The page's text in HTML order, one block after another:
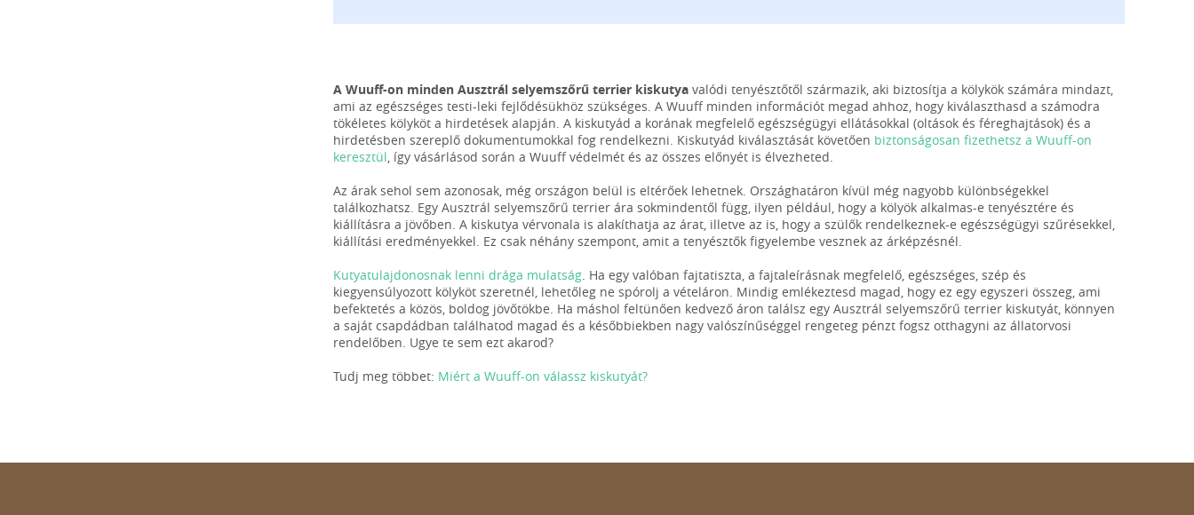
A Wuuff-on minden Ausztrál selyemszőrű terrier kiskutya valódi tenyésztőtől származik, aki biztosítja a kölykök számára mindazt,
ami az egészséges testi-leki fejlődésükhöz szükséges. A Wuuff minden információt megad ahhoz, hogy kiválaszthasd a számodra
tökéletes kölyköt a hirdetések alapján. A kiskutyád a korának megfelelő egészségügyi ellátásokkal (oltások és féreghajtások) és a
hirdetésben szereplő dokumentumokkal fog rendelkezni. Kiskutyád kiválasztását követően biztonságosan fizethetsz a Wuuff-on
keresztül, így vásárlásod során a Wuuff védelmét és az összes előnyét is élvezheted.
Az árak sehol sem azonosak, még országon belül is eltérőek lehetnek. Országhatáron kívül még nagyobb különbségekkel
találkozhatsz. Egy Ausztrál selyemszőrű terrier ára sokmindentől függ, ilyen például, hogy a kölyök alkalmas-e tenyésztére és
kiállításra a jövőben. A kiskutya vérvonala is alakíthatja az árat, illetve az is, hogy a szülők rendelkeznek-e egészségügyi szűrésekkel,
kiállítási eredményekkel. Ez csak néhány szempont, amit a tenyésztők figyelembe vesznek az árképzésnél.
Kutyatulajdonosnak lenni drága mulatság. Ha egy valóban fajtatiszta, a fajtaleírásnak megfelelő, egészséges, szép és
kiegyensúlyozott kölyköt szeretnél, lehetőleg ne spórolj a vételáron. Mindig emlékeztesd magad, hogy ez egy egyszeri összeg, ami
befektetés a közös, boldog jövőtökbe. Ha máshol feltünően kedvező áron találsz egy Ausztrál selyemszőrű terrier kiskutyát, könnyen
a saját csapdádban találhatod magad és a későbbiekben nagy valószínűséggel rengeteg pénzt fogsz otthagyni az állatorvosi
rendelőben. Ugye te sem ezt akarod?
Tudj meg többet: Miért a Wuuff-on válassz kiskutyát?